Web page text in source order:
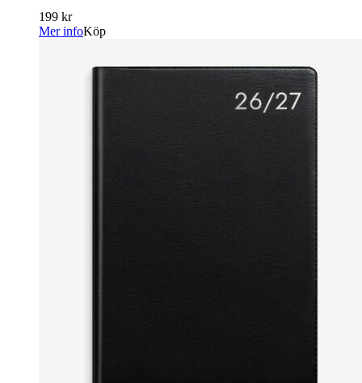
199 kr
Mer infoKöp